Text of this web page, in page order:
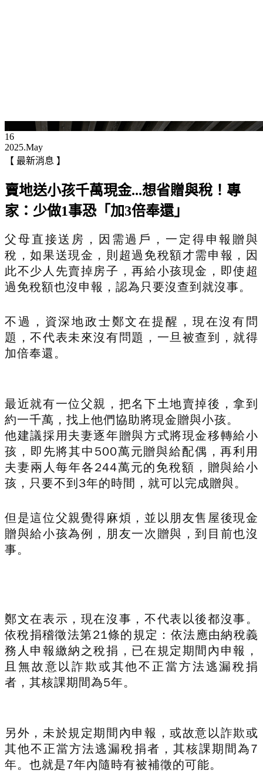
16
2025.May
【 最新消息 】
賣地送小孩千萬現金...想省贈與稅！專
家：少做1事恐「加3倍奉還」
父母直接送房，因需過戶，一定得申報贈與
稅，如果送現金，則超過免稅額才需申報，因
此不少人先賣掉房子，再給小孩現金，即使超
過免稅額也沒申報，認為只要沒查到就沒事。
不過，資深地政士鄭文在提醒，現在沒有問
題，不代表未來沒有問題，一旦被查到，就得
加倍奉還。
最近就有一位父親，把名下土地賣掉後，拿到
約一千萬，找上他們協助將現金贈與小孩。
他建議採用夫妻逐年贈與方式將現金移轉給小
孩，即先將其中500萬元贈與給配偶，再利用
夫妻兩人每年各244萬元的免稅額，贈與給小
孩，只要不到3年的時間，就可以完成贈與。
但是這位父親覺得麻煩，並以朋友售屋後現金
贈與給小孩為例，朋友一次贈與，到目前也沒
事。
鄭文在表示，現在沒事，不代表以後都沒事。
依稅捐稽徵法第21條的規定：依法應由納稅義
務人申報繳納之稅捐，已在規定期間內申報，
且無故意以詐欺或其他不正當方法逃漏稅捐
者，其核課期間為5年。
另外，未於規定期間內申報，或故意以詐欺或
其他不正當方法逃漏稅捐者，其核課期間為7
年。也就是7年內隨時有被補徵的可能。